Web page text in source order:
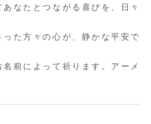
なたとつながる喜びを、日々
た方々の心が、静かな平安で
前によって祈ります。アーメ